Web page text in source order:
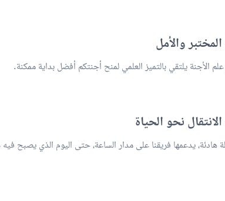
الأجنة يلتقي بالتميز العلمي لمنح أجنتكم أفضل بداية ممكنة.
هادئة، يدعمها فريقنا على مدار الساعة، حتى اليوم الذي يصبح